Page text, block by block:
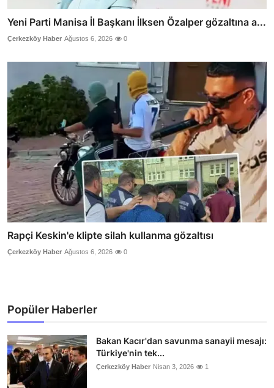
Yeni Parti Manisa İl Başkanı İlksen Özalper gözaltına a...
Çerkezköy Haber Ağustos 6, 2026 0
Rapçi Keskin'e klipte silah kullanma gözaltısı
Çerkezköy Haber Ağustos 6, 2026 0
Popüler Haberler
Bakan Kacır'dan savunma sanayii mesajı:
Türkiye'nin tek...
Çerkezköy Haber Nisan 3, 2026 1